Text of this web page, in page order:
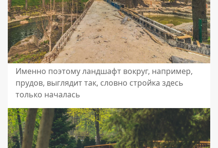
Именно поэтому ландшафт вокруг, например,
прудов, выглядит так, словно стройка здесь
только началась